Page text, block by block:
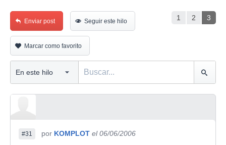
1 2 3
Enviar post Seguir este hilo
Marcar como favorito
#31 por KOMPLOT el 06/06/2006